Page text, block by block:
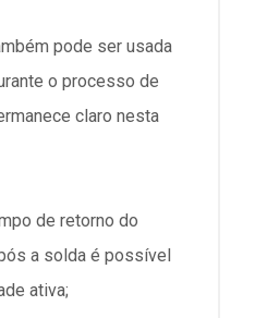
pode ser usada
o processo de
claro nesta
de retorno do
a solda é possível
ativa;